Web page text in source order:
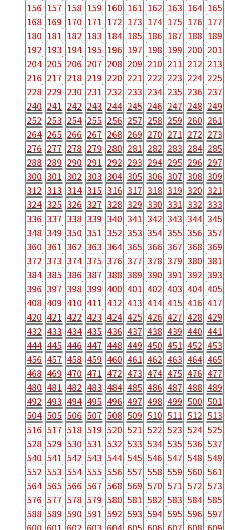
156 157 158 159 160 161 162 163 164 165
168 169 170 171 172 173 174 175 176 177
180 181 182 183 184 185 186 187 188 189
192 193 194 195 196 197 198 199 200 201
204 205 206 207 208 209 210 211 212 213
216 217 218 219 220 221 222 223 224 225
228 229 230 231 232 233 234 235 236 237
240 241 242 243 244 245 246 247 248 249
252 253 254 255 256 257 258 259 260 261
264 265 266 267 268 269 270 271 272 273
276 277 278 279 280 281 282 283 284 285
288 289 290 291 292 293 294 295 296 297
300 301 302 303 304 305 306 307 308 309
312 313 314 315 316 317 318 319 320 321
324 325 326 327 328 329 330 331 332 333
336 337 338 339 340 341 342 343 344 345
348 349 350 351 352 353 354 355 356 357
360 361 362 363 364 365 366 367 368 369
372 373 374 375 376 377 378 379 380 381
384 385 386 387 388 389 390 391 392 393
396 397 398 399 400 401 402 403 404 405
408 409 410 411 412 413 414 415 416 417
420 421 422 423 424 425 426 427 428 429
432 433 434 435 436 437 438 439 440 441
444 445 446 447 448 449 450 451 452 453
456 457 458 459 460 461 462 463 464 465
468 469 470 471 472 473 474 475 476 477
480 481 482 483 484 485 486 487 488 489
492 493 494 495 496 497 498 499 500 501
504 505 506 507 508 509 510 511 512 513
516 517 518 519 520 521 522 523 524 525
528 529 530 531 532 533 534 535 536 537
540 541 542 543 544 545 546 547 548 549
552 553 554 555 556 557 558 559 560 561
564 565 566 567 568 569 570 571 572 573
576 577 578 579 580 581 582 583 584 585
588 589 590 591 592 593 594 595 596 597